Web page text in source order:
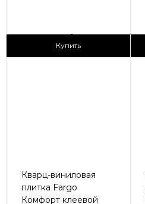
2
Купить
Кварц-виниловая
плитка Fargo
Комфорт клеевой